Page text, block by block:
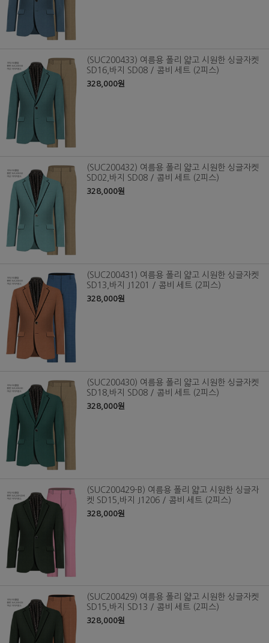
(SUC200433) 여름용 폴리 얇고 시원한 싱글자켓
SD16,바지 SD08 / 콤비 세트 (2피스)
328,000원
(SUC200432) 여름용 폴리 얇고 시원한 싱글자켓
SD02,바지 SD08 / 콤비 세트 (2피스)
328,000원
(SUC200431) 여름용 폴리 얇고 시원한 싱글자켓
SD13,바지 J1201 / 콤비 세트 (2피스)
328,000원
(SUC200430) 여름용 폴리 얇고 시원한 싱글자켓
SD18,바지 SD08 / 콤비 세트 (2피스)
328,000원
(SUC200429-B) 여름용 폴리 얇고 시원한 싱글자
켓 SD15,바지 J1206 / 콤비 세트 (2피스)
328,000원
(SUC200429) 여름용 폴리 얇고 시원한 싱글자켓
SD15,바지 SD13 / 콤비 세트 (2피스)
328,000원